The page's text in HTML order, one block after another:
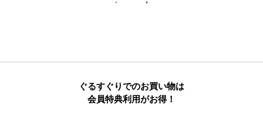
ぐるすぐりでのお買い物は
会員特典利用がお得！